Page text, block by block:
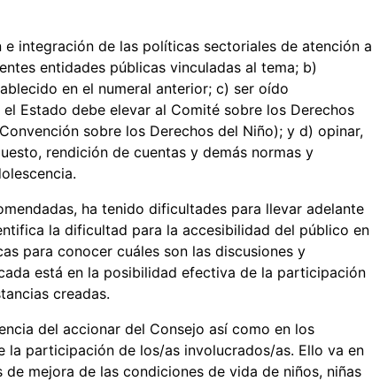
integración de las políticas sectoriales de atención a
entidades públicas vinculadas al tema; b)
en el numeral anterior; c) ser oído
Estado debe elevar al Comité sobre los Derechos
sobre los Derechos del Niño); y d) opinar,
rendición de cuentas y demás normas y
ha tenido dificultades para llevar adelante
la dificultad para la accesibilidad del público en
para conocer cuáles son las discusiones y
está en la posibilidad efectiva de la participación
creadas.
del accionar del Consejo así como en los
participación de los/as involucrados/as. Ello va en
mejora de las condiciones de vida de niños, niñas